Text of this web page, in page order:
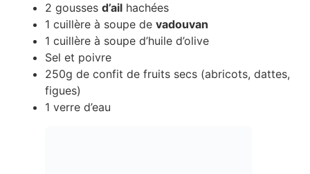
2 gousses d’ail hachées
1 cuillère à soupe de vadouvan
1 cuillère à soupe d’huile d’olive
Sel et poivre
250g de confit de fruits secs (abricots, dattes,
figues)
1 verre d’eau